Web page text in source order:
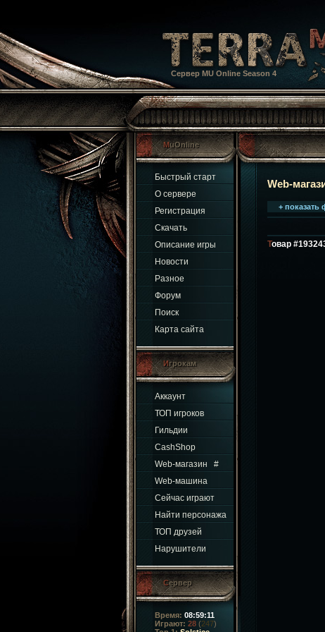
Сервер MU Online Season 4
MuOnline
Быстрый старт
О сервере
Регистрация
Скачать
Описание игры
Новости
Разное
Форум
Поиск
Карта сайта
Игрокам
Аккаунт
ТОП игроков
Гильдии
CashShop
Web-магазин
#
Web-машина
Сейчас играют
Найти персонажа
ТОП друзей
Нарушители
Сервер
Время: 08:59:12
Играют: 28 (247)
Web-
+ показать
Товар